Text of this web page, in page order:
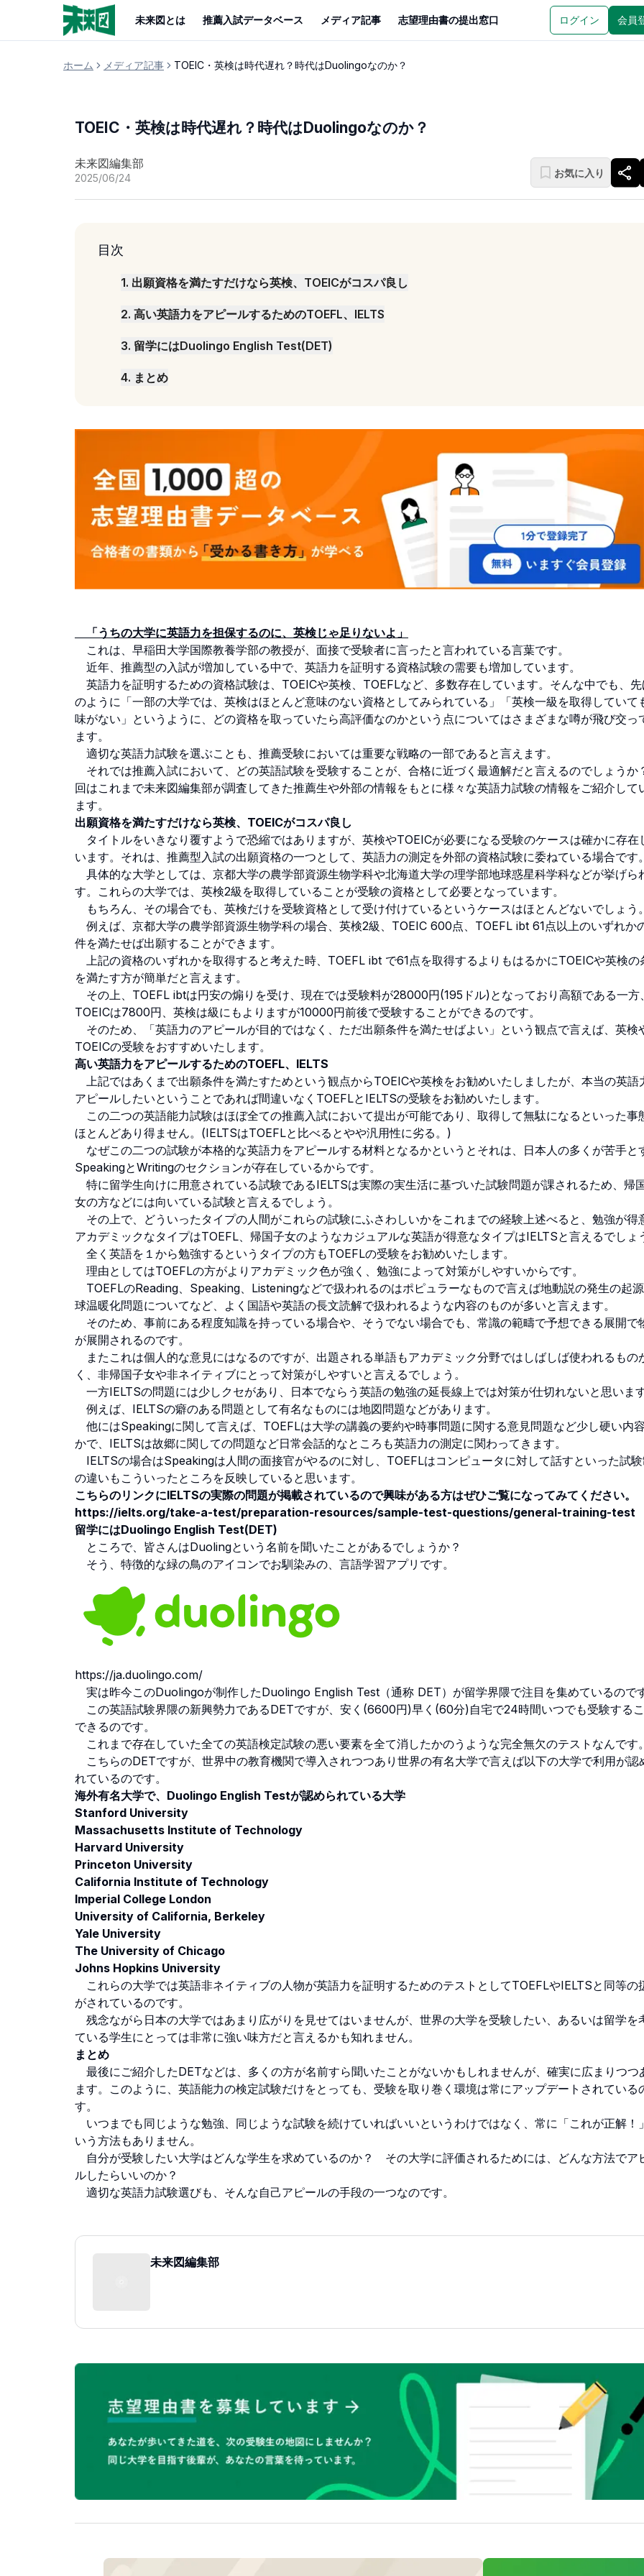
未来図とは 推薦入試データベース メディア記事 志望理由書の提出窓口 ログイン 会員
ホーム メディア記事 TOEIC・英検は時代遅れ？時代はDuolingoなのか？
TOEIC・英検は時代遅れ？時代はDuolingoなのか？
未来図編集部
2025/06/24 お気に入り
目次
1. 出願資格を満たすだけなら英検、TOEICがコスパ良し
2. 高い英語力をアピールするためのTOEFL、IELTS
3. 留学にはDuolingo English Test(DET)
4. まとめ
「うちの大学に英語力を担保するのに、英検じゃ足りないよ」
これは、早稲田大学国際教養学部の教授が、面接で受験者に言ったと言われている言葉です。
近年、推薦型の入試が増加している中で、英語力を証明する資格試験の需要も増加しています。
英語力を証明するための資格試験は、TOEICや英検、TOEFLなど、多数存在しています。そんな中でも、
のように「一部の大学では、英検はほとんど意味のない資格としてみられている」「英検一級を取得していて
味がない」というように、どの資格を取っていたら高評価なのかという点についてはさまざまな噂が飛び交っ
ます。
適切な英語力試験を選ぶことも、推薦受験においては重要な戦略の一部であると言えます。
それでは推薦入試において、どの英語試験を受験することが、合格に近づく最適解だと言えるのでしょうか
回はこれまで未来図編集部が調査してきた推薦生や外部の情報をもとに様々な英語力試験の情報をご紹介して
ます。
出願資格を満たすだけなら英検、TOEICがコスパ良し
タイトルをいきなり覆すようで恐縮ではありますが、英検やTOEICが必要になる受験のケースは確かに存在
います。それは、推薦型入試の出願資格の一つとして、英語力の測定を外部の資格試験に委ねている場合です。
具体的な大学としては、京都大学の農学部資源生物学科や北海道大学の理学部地球惑星科学科などが挙げら
す。これらの大学では、英検2級を取得していることが受験の資格として必要となっています。
もちろん、その場合でも、英検だけを受験資格として受け付けているというケースはほとんどないでしょう。
例えば、京都大学の農学部資源生物学科の場合、英検2級、TOEIC 600点、TOEFL ibt 61点以上のいずれか
件を満たせば出願することができます。
上記の資格のいずれかを取得すると考えた時、TOEFL ibt で61点を取得するよりもはるかにTOEICや英検の
を満たす方が簡単だと言えます。
その上、TOEFL ibtは円安の煽りを受け、現在では受験料が28000円(195ドル)となっており高額である一方、
TOEICは7800円、英検は級にもよりますが10000円前後で受験することができるのです。
そのため、「英語力のアピールが目的ではなく、ただ出願条件を満たせばよい」という観点で言えば、英検
TOEICの受験をおすすめいたします。
高い英語力をアピールするためのTOEFL、IELTS
上記ではあくまで出願条件を満たすためという観点からTOEICや英検をお勧めいたしましたが、本当の英語
アピールしたいということであれば間違いなくTOEFLとIELTSの受験をお勧めいたします。
この二つの英語能力試験はほぼ全ての推薦入試において提出が可能であり、取得して無駄になるといった事
ほとんどあり得ません。(IELTSはTOEFLと比べるとやや汎用性に劣る。)
なぜこの二つの試験が本格的な英語力をアピールする材料となるかというとそれは、日本人の多くが苦手と
SpeakingとWritingのセクションが存在しているからです。
特に留学生向けに用意されている試験であるIELTSは実際の実生活に基づいた試験問題が課されるため、帰
女の方などには向いている試験と言えるでしょう。
その上で、どういったタイプの人間がこれらの試験にふさわしいかをこれまでの経験上述べると、勉強が得
アカデミックなタイプはTOEFL、帰国子女のようなカジュアルな英語が得意なタイプはIELTSと言えるでしょ
全く英語を１から勉強するというタイプの方もTOEFLの受験をお勧めいたします。
理由としてはTOEFLの方がよりアカデミック色が強く、勉強によって対策がしやすいからです。
TOEFLのReading、Speaking、Listeningなどで扱われるのはポピュラーなもので言えば地動説の発生の起
球温暖化問題についてなど、よく国語や英語の長文読解で扱われるような内容のものが多いと言えます。
そのため、事前にある程度知識を持っている場合や、そうでない場合でも、常識の範疇で予想できる展開で
が展開されるのです。
またこれは個人的な意見にはなるのですが、出題される単語もアカデミック分野ではしばしば使われるもの
く、非帰国子女や非ネイティブにとって対策がしやすいと言えるでしょう。
一方IELTSの問題には少しクセがあり、日本でならう英語の勉強の延長線上では対策が仕切れないと思います
例えば、IELTSの癖のある問題として有名なものには地図問題などがあります。
他にはSpeakingに関して言えば、TOEFLは大学の講義の要約や時事問題に関する意見問題など少し硬い内
かで、IELTSは故郷に関しての問題など日常会話的なところも英語力の測定に関わってきます。
IELTSの場合はSpeakingは人間の面接官がやるのに対し、TOEFLはコンピュータに対して話すといった試
の違いもこういったところを反映していると思います。
こちらのリンクにIELTSの実際の問題が掲載されているので興味がある方はぜひご覧になってみてください。
https://ielts.org/take-a-test/preparation-resources/sample-test-questions/general-training-test
留学にはDuolingo English Test(DET)
ところで、皆さんはDuolingという名前を聞いたことがあるでしょうか？
そう、特徴的な緑の鳥のアイコンでお馴染みの、言語学習アプリです。
https://ja.duolingo.com/
実は昨今このDuolingoが制作したDuolingo English Test（通称 DET）が留学界隈で注目を集めているのです
この英語試験界隈の新興勢力であるDETですが、安く(6600円)早く(60分)自宅で24時間いつでも受験する
できるのです。
これまで存在していた全ての英語検定試験の悪い要素を全て消したかのうような完全無欠のテストなんです。
こちらのDETですが、世界中の教育機関で導入されつつあり世界の有名大学で言えば以下の大学で利用が認
れているのです。
海外有名大学で、Duolingo English Testが認められている大学
Stanford University
Massachusetts Institute of Technology
Harvard University
Princeton University
California Institute of Technology
Imperial College London
University of California, Berkeley
Yale University
The University of Chicago
Johns Hopkins University
これらの大学では英語非ネイティブの人物が英語力を証明するためのテストとしてTOEFLやIELTSと同等の
がされているのです。
残念ながら日本の大学ではあまり広がりを見せてはいませんが、世界の大学を受験したい、あるいは留学を
ている学生にとっては非常に強い味方だと言えるかも知れません。
まとめ
最後にご紹介したDETなどは、多くの方が名前すら聞いたことがないかもしれませんが、確実に広まりつつ
ます。このように、英語能力の検定試験だけをとっても、受験を取り巻く環境は常にアップデートされている
す。
いつまでも同じような勉強、同じような試験を続けていればいいというわけではなく、常に「これが正解！
いう方法もありません。
自分が受験したい大学はどんな学生を求めているのか？ その大学に評価されるためには、どんな方法でア
ルしたらいいのか？
適切な英語力試験選びも、そんな自己アピールの手段の一つなのです。
未来図編集部